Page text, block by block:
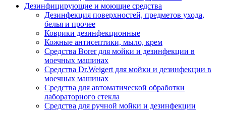
Дезинфицирующие и моющие средства
Дезинфекция поверхностей, предметов ухода,
белья и прочее
Коврики дезинфекционные
Кожные антисептики, мыло, крем
Средства Borer для мойки и дезинфекции в
моечных машинах
Средства Dr.Weigert для мойки и дезинфекции в
моечных машинах
Средства для автоматической обработки
лабораторного стекла
Средства для ручной мойки и дезинфекции